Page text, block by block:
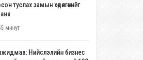
туслах замын хөдөлгөөнийг
минут
Нийслэлийн бизнес